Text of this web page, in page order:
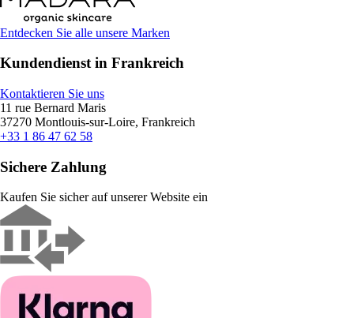
Entdecken Sie alle unsere Marken
Kundendienst in Frankreich
Kontaktieren Sie uns
11 rue Bernard Maris
37270 Montlouis-sur-Loire, Frankreich
+33 1 86 47 62 58
Sichere Zahlung
Kaufen Sie sicher auf unserer Website ein